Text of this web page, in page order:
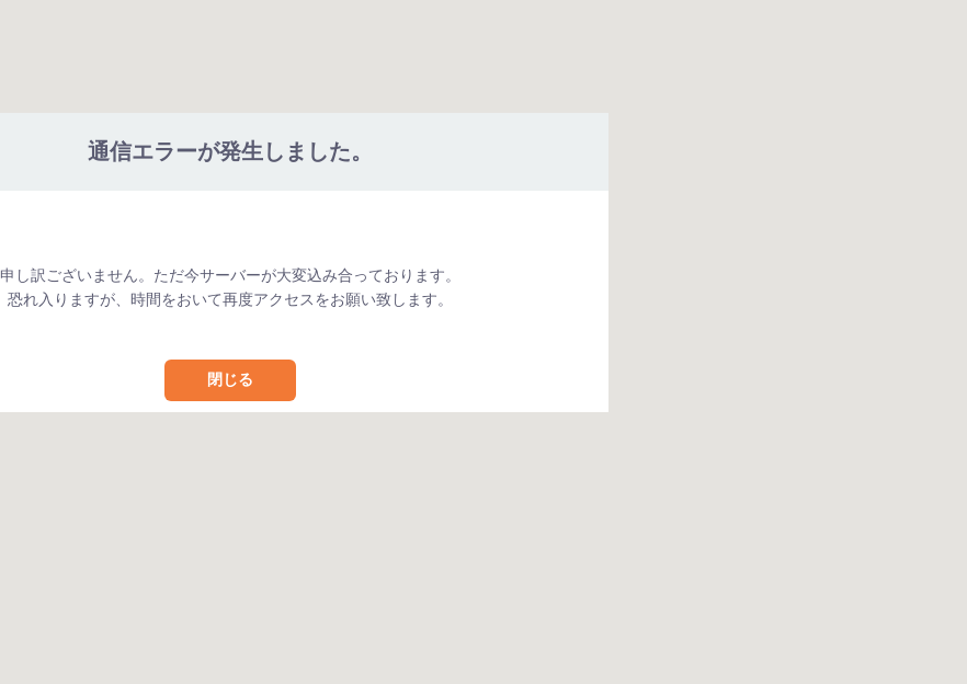
通信エラーが発生しました。
申し訳ございません。ただ今サーバーが大変込み合っております。
恐れ入りますが、時間をおいて再度アクセスをお願い致します。